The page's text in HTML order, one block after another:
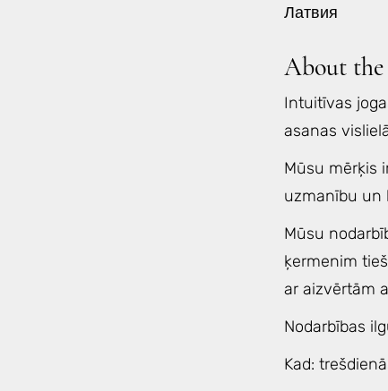
Латвия
About the
Intuitīvas
asanas
Mūsu mērķis
uzmanību un
Mūsu
ķermenim
ar aizvērtām
Nodarbības
Kad: